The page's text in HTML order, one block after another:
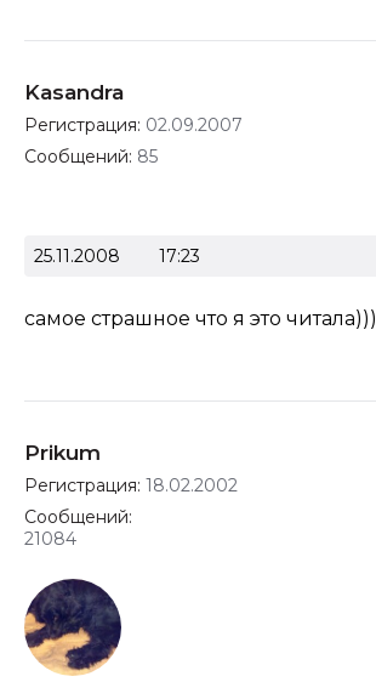
Kasandra
Регистрация: 02.09.2007
Сообщений: 85
25.11.2008 17:23
самое страшное что я это читала)))
Prikum
Регистрация: 18.02.2002
Сообщений:
21084